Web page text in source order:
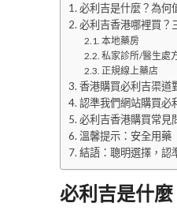
必利吉是什麼？為何
必利吉香港哪裡買？
本地藥房
私家診所/醫生處
正規線上藥店
香港購買必利吉渠道
認準我們網站購買必
必利吉香港購買常見
溫馨提示：安全用藥
結語：聰明選擇，認
必利吉是什